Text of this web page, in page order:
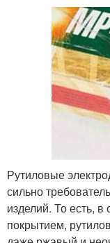
Рутиловые
сильно
изделий. То есть,
покрытием,